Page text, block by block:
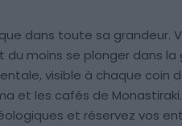
dans toute sa grandeur.
du moins se plonger dans
visible à chaque coin
et les cafés de
et réservez vos